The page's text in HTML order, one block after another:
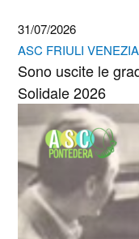
31/07/2026
ASC FRIULI
Sono uscite le
Solidale 2026